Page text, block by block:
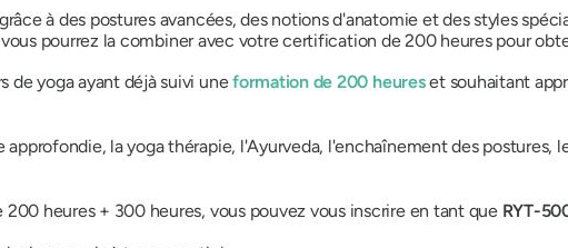
à des postures avancées, des notions d'anatomie et des styles
pourrez la combiner avec votre certification de 200 heures pour
de yoga ayant déjà suivi uneformation de 200 heureset souhaitant
approfondie, la yoga thérapie, l'Ayurveda, l'enchaînement des postures,
heures + 300 heures, vous pouvez vous inscrire en tant que RYT-